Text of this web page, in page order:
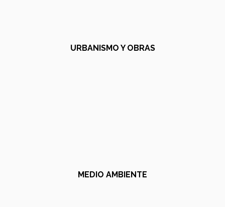
URBANISMO Y OBRAS
MEDIO AMBIENTE